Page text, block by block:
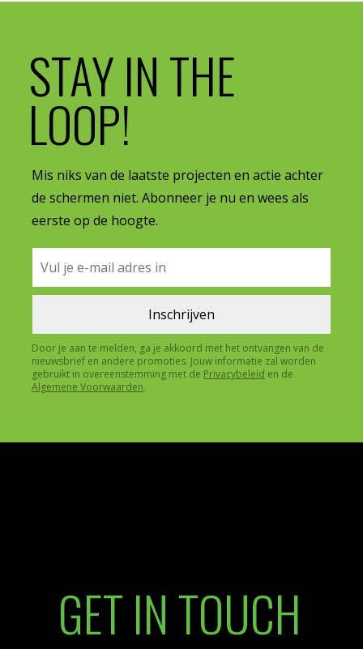
STAY IN THE
LOOP!
Mis niks van de laatste projecten en actie achter
de schermen niet. Abonneer je nu en wees als
eerste op de hoogte.
Door je aan te melden, ga je akkoord met het ontvangen van de
nieuwsbrief en andere promoties. Jouw informatie zal worden
gebruikt in overeenstemming met de Privacybeleid en de
Algemene Voorwaarden.
GET IN TOUCH
OVER
FAQ